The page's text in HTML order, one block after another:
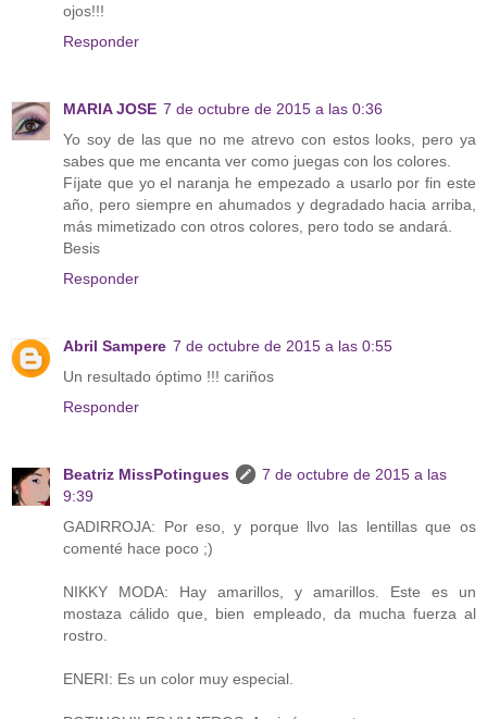
ojos!!!
Responder
MARIA JOSE 7 de octubre de 2015 a las 0:36
Yo soy de las que no me atrevo con estos looks, pero ya
sabes que me encanta ver como juegas con los colores.
Fíjate que yo el naranja he empezado a usarlo por fin este
año, pero siempre en ahumados y degradado hacia arriba,
más mimetizado con otros colores, pero todo se andará.
Besis
Responder
Abril Sampere 7 de octubre de 2015 a las 0:55
Un resultado óptimo !!! cariños
Responder
Beatriz MissPotingues
7 de octubre de 2015 a las
9:39
GADIRROJA: Por eso, y porque llvo las lentillas que os
comenté hace poco ;)
NIKKY MODA: Hay amarillos, y amarillos. Este es un
mostaza cálido que, bien empleado, da mucha fuerza al
rostro.
ENERI: Es un color muy especial.